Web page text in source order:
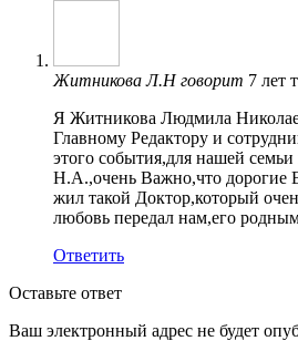
Житникова Л.Нговорит 7 лет
Я Житникова Людмила
Главному Редактору и
этого события,для нашей
Н.А.,очень Важно,что дорогие
жил такой Доктор,который
любовь передал нам,его
Ответить
Оставьте ответ
Ваш электронный адрес не будет